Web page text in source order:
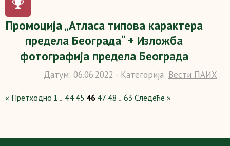
Промоција „Атласа типова карактера
предела Београда“ + Изложба
фотографија предела Београда
Датум: 06.06.2022 - Категорија: Вести ПАИХ
« Претходно 1 … 44 45 46 47 48 … 63 Следеће »